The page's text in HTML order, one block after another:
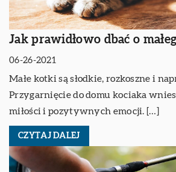
Jak prawidłowo dbać o
06-26-2021
Małe kotki są słodkie, rozkoszne i
Przygarnięcie do domu kociaka
miłości i pozytywnych emocji. […]
CZYTAJ DALEJ